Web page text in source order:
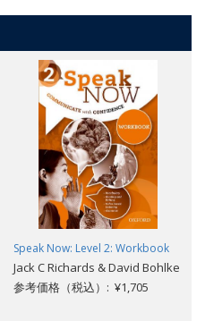
Speak Now: Level 2: Workbook
Jack C Richards & David Bohlke
参考価格（税込）: ¥1,705